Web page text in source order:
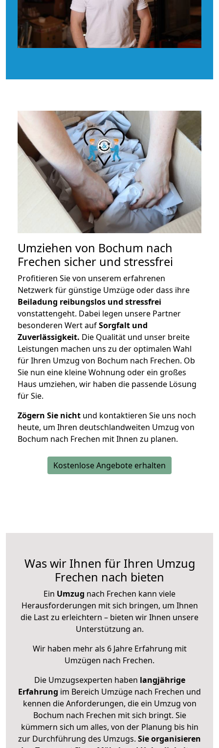
Umziehen von Bochum nach
Frechen sicher und stressfrei
Profitieren Sie von unserem erfahrenen
Netzwerk für günstige Umzüge oder dass ihre
Beiladung reibungslos und stressfrei
vonstattengeht. Dabei legen unsere Partner
besonderen Wert aufSorgfalt und
Zuverlässigkeit. Die Qualität und unser breite
Leistungen machen uns zu der optimalen Wahl
für Ihren Umzug von Bochum nach Frechen. Ob
Sie nun eine kleine Wohnung oder ein großes
Haus umziehen, wir haben die passende Lösung
für Sie.
Zögern Sie nicht und kontaktieren Sie uns noch
heute, um Ihren deutschlandweiten Umzug von
Bochum nach Frechen mit Ihnen zu planen.
Kostenlose Angebote erhalten
Was wir Ihnen für Ihren Umzug
Frechen nach bieten
Ein Umzug nach Frechen kann viele
Herausforderungen mit sich bringen, um Ihnen
die Last zu erleichtern – bieten wir Ihnen unsere
Unterstützung an.
Wir haben mehr als 6 Jahre Erfahrung mit
Umzügen nach Frechen.
Die Umzugsexperten haben langjährige
Erfahrung im Bereich Umzüge nach Frechen und
kennen die Anforderungen, die ein Umzug von
Bochum nach Frechen mit sich bringt. Sie
kümmern sich um alles, von der Planung bis hin
zur Durchführung des Umzugs. Sie organisieren